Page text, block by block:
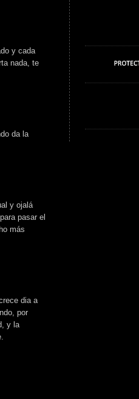
y cada
nada, te
da la
y ojalá
pasar el
más
dia a
por
y la